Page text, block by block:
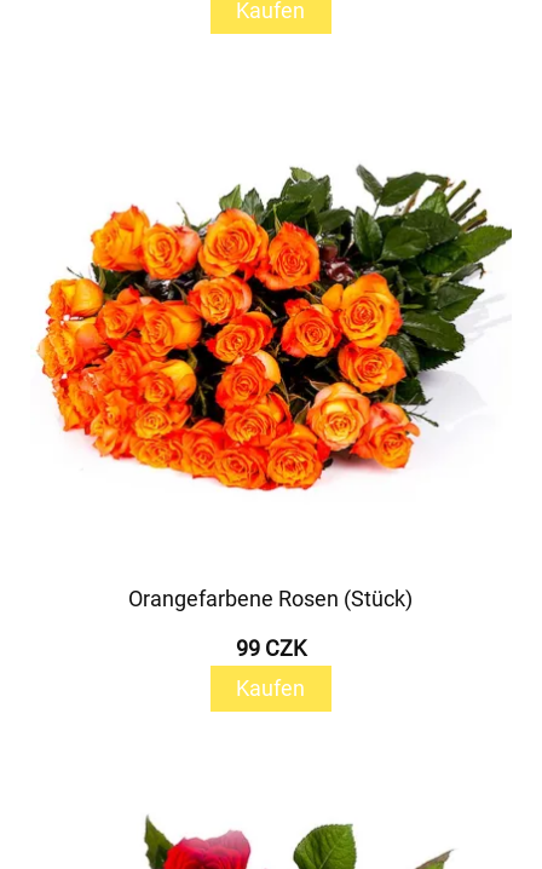
Kaufen
Orangefarbene Rosen (Stück)
99 CZK
Kaufen